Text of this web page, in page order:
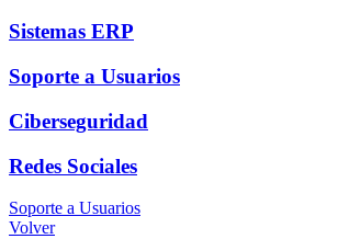
Sistemas ERP
Soporte a Usuarios
Ciberseguridad
Redes Sociales
Soporte a Usuarios
Volver